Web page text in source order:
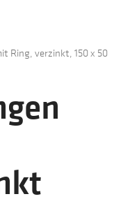
Ring, verzinkt, 150 x 50